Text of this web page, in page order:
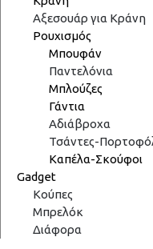
Αξεσουάρ για Κράνη
Ρουχισμός
Μπουφάν
Παντελόνια
Μπλούζες
Γάντια
Αδιάβροχα
Τσάντες-
Καπέλα-Σκούφοι
Gadget
Κούπες
Μπρελόκ
Διάφορα